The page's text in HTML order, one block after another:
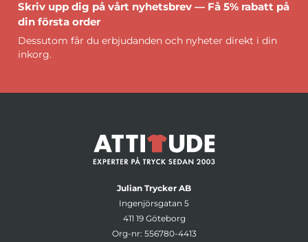
Skriv upp dig på vårt nyhetsbrev — Få 5% rabatt på
din första order
Dessutom får du erbjudanden och nyheter direkt i din
inkorg.
Julian Trycker AB
Ingenjörsgatan 5
411 19 Göteborg
Org-nr: 556780-4413